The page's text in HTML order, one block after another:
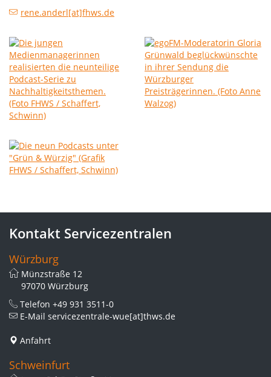
rene.anderl[at]fhws.de
Kontakt Servicezentralen
Würzburg
Münzstraße 12
97070 Würzburg
Telefon +49 931 3511-0
E-Mail servicezentrale-wue[at]thws.de
Anfahrt
Schweinfurt